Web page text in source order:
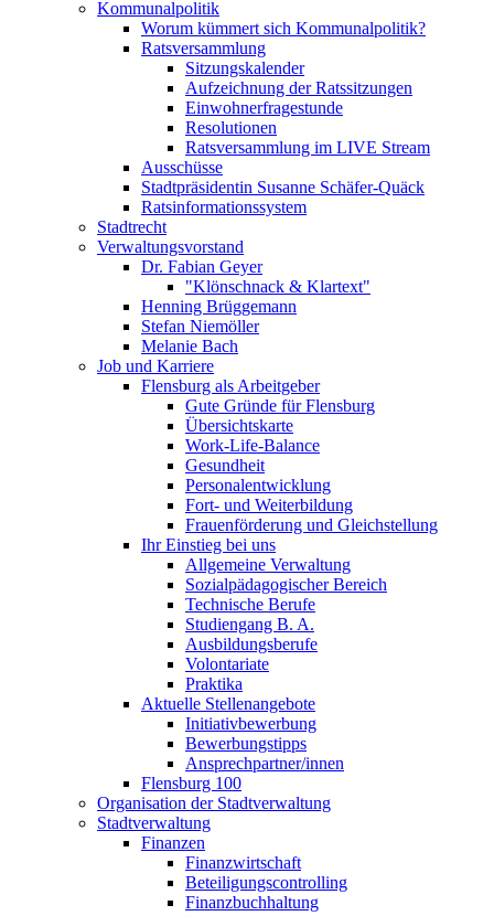
Kommunalpolitik
Worum kümmert sich Kommunalpolitik?
Ratsversammlung
Sitzungskalender
Aufzeichnung der Ratssitzungen
Einwohnerfragestunde
Resolutionen
Ratsversammlung im LIVE Stream
Ausschüsse
Stadtpräsidentin Susanne Schäfer-Quäck
Ratsinformationssystem
Stadtrecht
Verwaltungsvorstand
Dr. Fabian Geyer
"Klönschnack & Klartext"
Henning Brüggemann
Stefan Niemöller
Melanie Bach
Job und Karriere
Flensburg als Arbeitgeber
Gute Gründe für Flensburg
Übersichtskarte
Work-Life-Balance
Gesundheit
Personalentwicklung
Fort- und Weiterbildung
Frauenförderung und Gleichstellung
Ihr Einstieg bei uns
Allgemeine Verwaltung
Sozialpädagogischer Bereich
Technische Berufe
Studiengang B. A.
Ausbildungsberufe
Volontariate
Praktika
Aktuelle Stellenangebote
Initiativbewerbung
Bewerbungstipps
Ansprechpartner/innen
Flensburg 100
Organisation der Stadtverwaltung
Stadtverwaltung
Finanzen
Finanzwirtschaft
Beteiligungscontrolling
Finanzbuchhaltung